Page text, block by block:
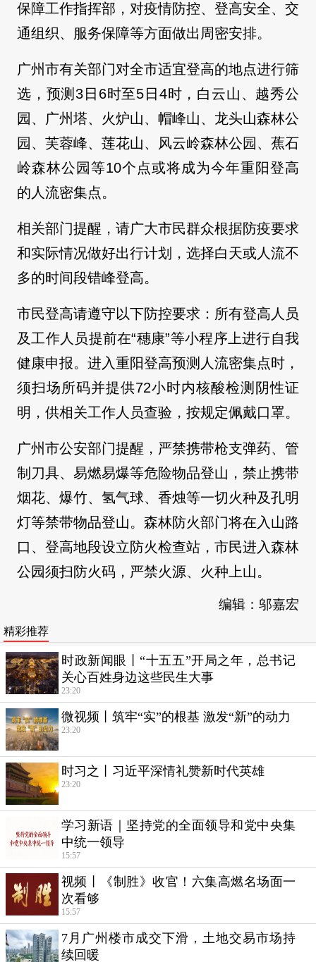
保障工作指挥部，对疫情防控、登高安全、交
通组织、服务保障等方面做出周密安排。
广州市有关部门对全市适宜登高的地点进行筛
选，预测3日6时至5日4时，白云山、越秀公
园、广州塔、火炉山、帽峰山、龙头山森林公
园、芙蓉峰、莲花山、风云岭森林公园、蕉石
岭森林公园等10个点或将成为今年重阳登高
的人流密集点。
相关部门提醒，请广大市民群众根据防疫要求
和实际情况做好出行计划，选择白天或人流不
多的时间段错峰登高。
市民登高请遵守以下防控要求：所有登高人员
及工作人员提前在“穗康”等小程序上进行自我
健康申报。进入重阳登高预测人流密集点时，
须扫场所码并提供72小时内核酸检测阴性证
明，供相关工作人员查验，按规定佩戴口罩。
广州市公安部门提醒，严禁携带枪支弹药、管
制刀具、易燃易爆等危险物品登山，禁止携带
烟花、爆竹、氢气球、香烛等一切火种及孔明
灯等禁带物品登山。森林防火部门将在入山路
口、登高地段设立防火检查站，市民进入森林
公园须扫防火码，严禁火源、火种上山。
编辑：邬嘉宏
精彩推荐